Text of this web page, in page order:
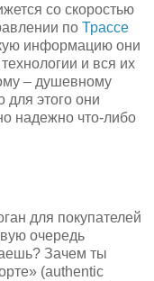
со скоростью
по Трассе
информацию они
и вся их
– душевному
этого они
надежно что-либо
для покупателей
очередь
Зачем ты
(authentic